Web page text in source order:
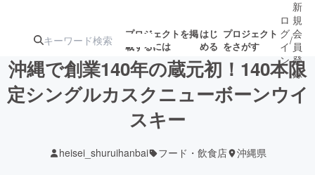
プロジェクトを掲
載するには
はじ
める
プロジェクト
をさがす
注目の新着プロ募集終了が近いプ
ロ
グ
イ
ン
/
新
規
会
員
登
録
沖縄で創業140年の蔵元初！140本限
定シングルカスクニューボーンウイ
スキー
heisei_shuruihanbai フード・飲食店 沖縄県